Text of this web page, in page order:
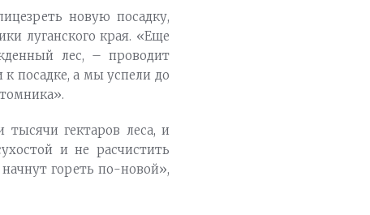
новую посадку,
луганского края. «Еще
лес, – проводит
посадке, а мы успели до
тысячи гектаров леса, и
и не расчистить
гореть по-новой»,